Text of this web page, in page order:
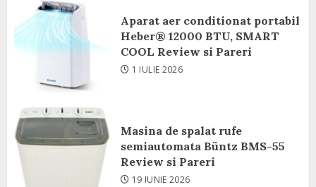
Aparat aer conditionat portabil
Heber® 12000 BTU, SMART
COOL Review si Pareri
1 IULIE 2026
Masina de spalat rufe
semiautomata Büntz BMS-55
Review si Pareri
19 IUNIE 2026